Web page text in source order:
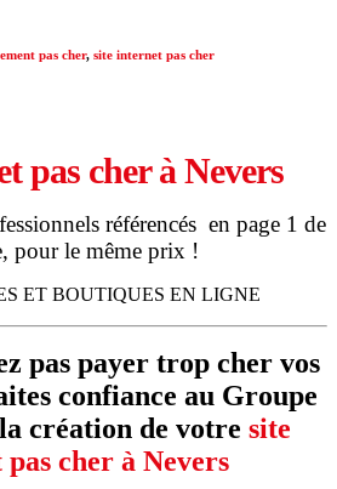
pas cher, site internet pas cher
pas cher à Nevers
référencés en page 1 de
pour le même prix !
ET BOUTIQUES EN LIGNE
pas payer trop cher vos
confiance au Groupe
création de votre site
cher à Nevers